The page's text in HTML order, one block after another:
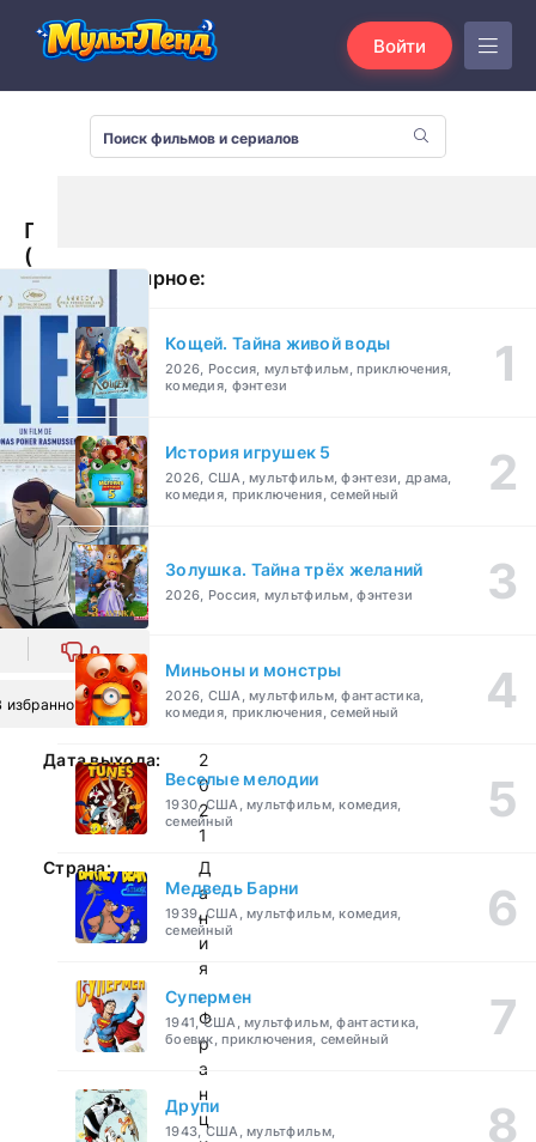
Войти
Побег
(2021)
0
избранное
Дата выхода:
2
0
2
1
Страна:
Д
а
н
и
я
,
Ф
р
а
н
ц
Популярное:
Кощей. Тайна живой воды
2026, Россия, мультфильм, приключения,
комедия, фэнтези
История игрушек 5
2026, США, мультфильм, фэнтези, драма,
комедия, приключения, семейный
Золушка. Тайна трёх желаний
2026, Россия, мультфильм, фэнтези
Миньоны и монстры
2026, США, мультфильм, фантастика,
комедия, приключения, семейный
Веселые мелодии
1930, США, мультфильм, комедия,
семейный
Медведь Барни
1939, США, мультфильм, комедия,
семейный
Супермен
1941, США, мультфильм, фантастика,
боевик, приключения, семейный
Друпи
1943, США, мультфильм,